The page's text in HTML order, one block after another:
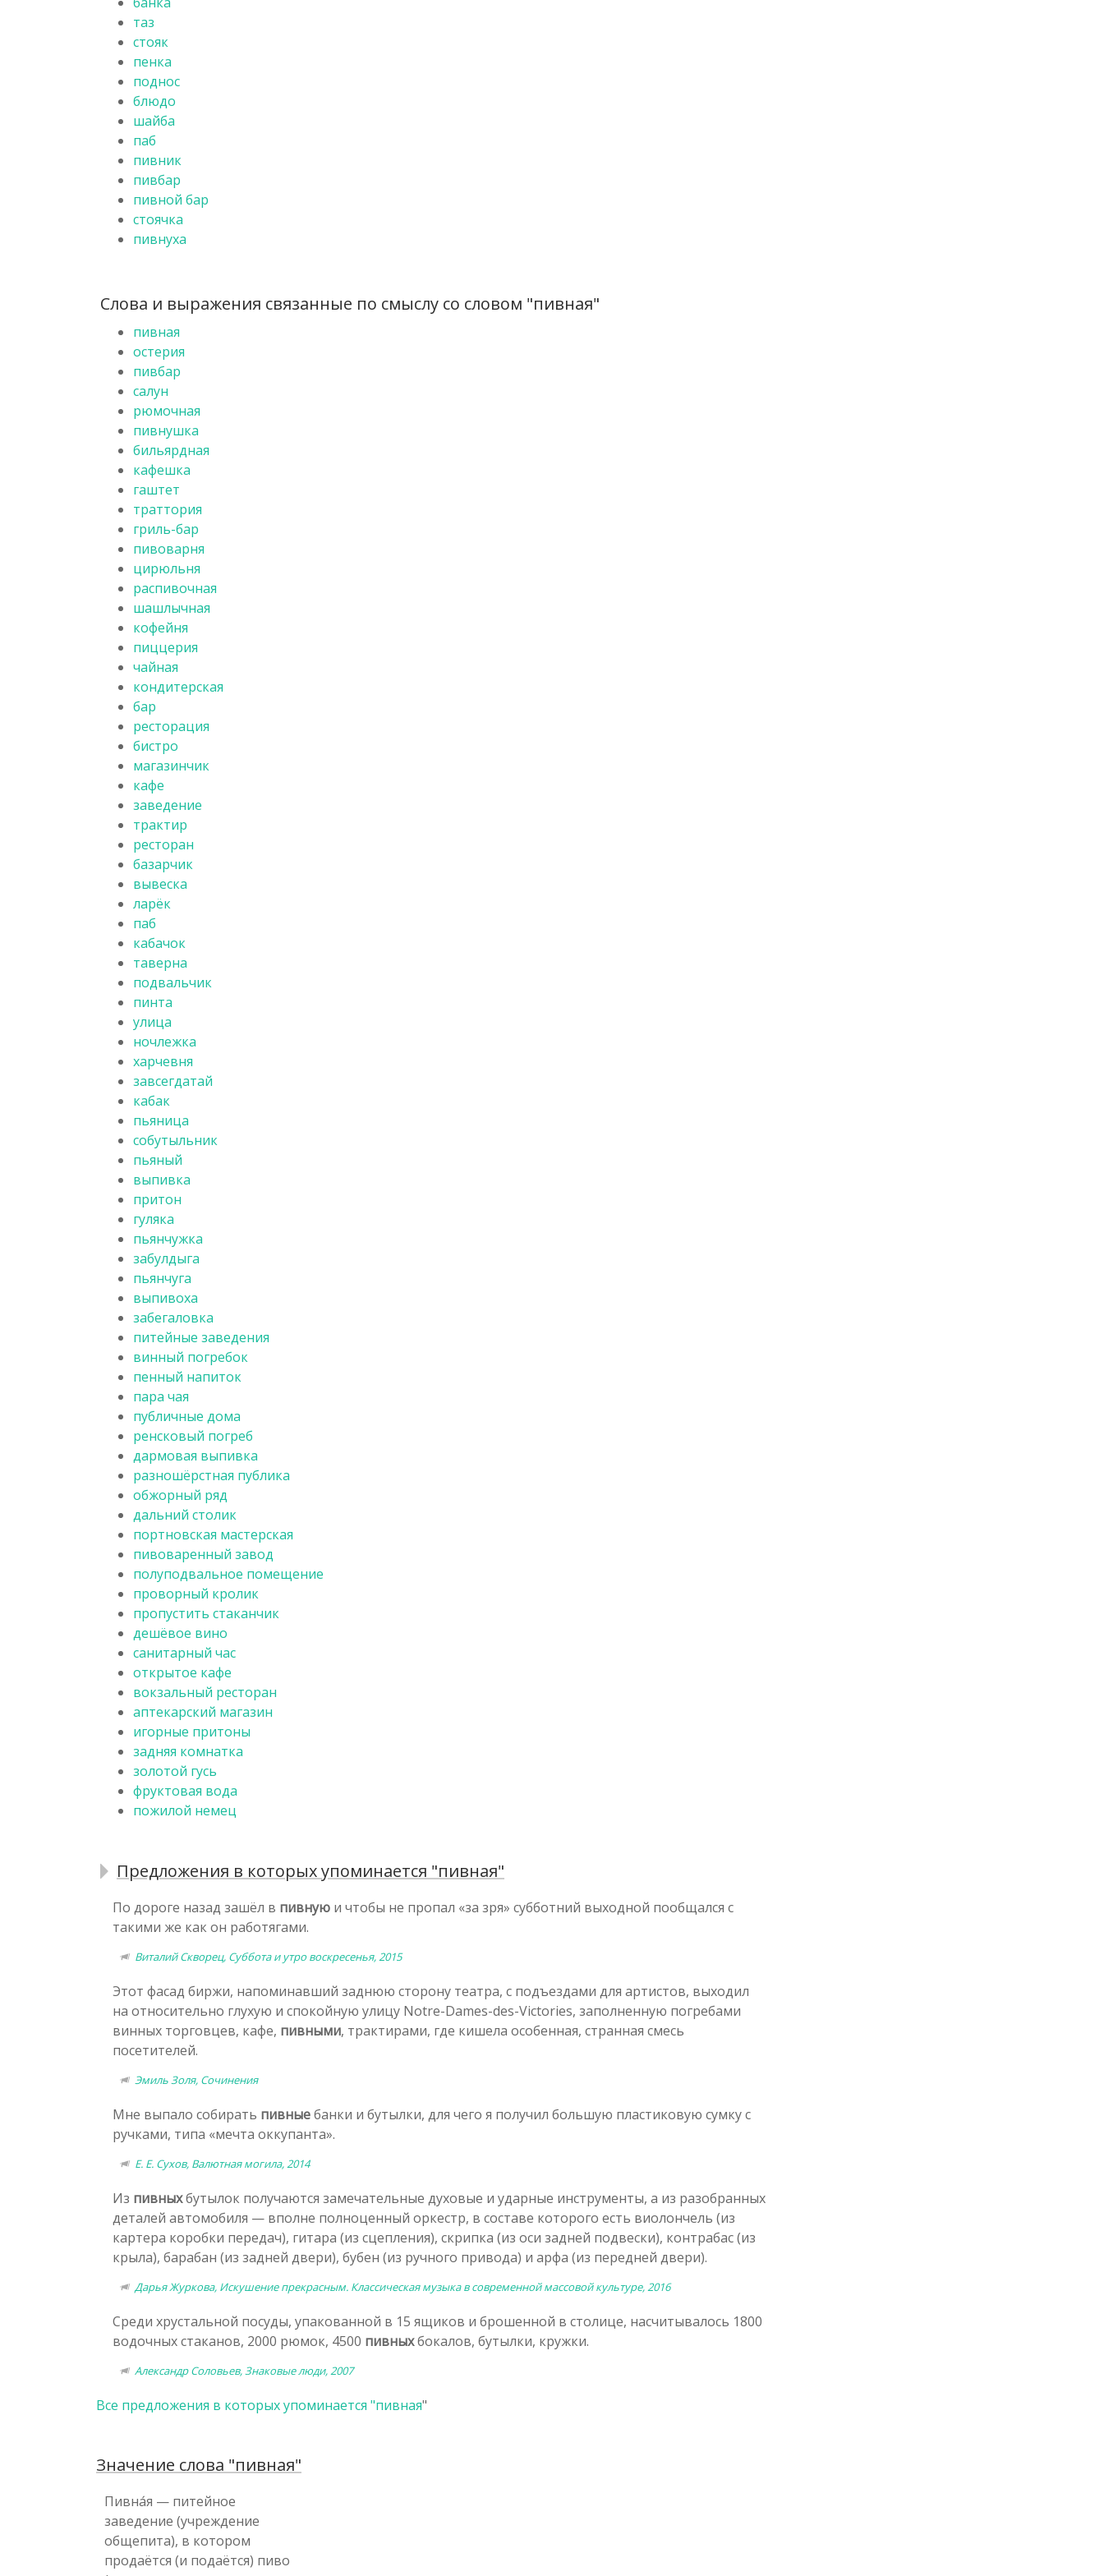
таз
стояк
пенка
поднос
блюдо
шайба
паб
пивник
пивбар
пивной бар
стоячка
пивнуха
Слова и выражения связанные по смыслу со словом "пивная"
пивная
остерия
пивбар
салун
рюмочная
пивнушка
бильярдная
кафешка
гаштет
траттория
гриль-бар
пивоварня
цирюльня
распивочная
шашлычная
кофейня
пиццерия
чайная
кондитерская
бар
ресторация
бистро
магазинчик
кафе
заведение
трактир
ресторан
базарчик
вывеска
ларёк
паб
кабачок
таверна
подвальчик
пинта
улица
ночлежка
харчевня
завсегдатай
кабак
пьяница
собутыльник
пьяный
выпивка
притон
гуляка
пьянчужка
забулдыга
пьянчуга
выпивоха
забегаловка
питейные заведения
винный погребок
пенный напиток
пара чая
публичные дома
ренсковый погреб
дармовая выпивка
разношёрстная публика
обжорный ряд
дальний столик
портновская мастерская
пивоваренный завод
полуподвальное помещение
проворный кролик
пропустить стаканчик
дешёвое вино
санитарный час
открытое кафе
вокзальный ресторан
аптекарский магазин
игорные притоны
задняя комнатка
золотой гусь
фруктовая вода
пожилой немец
Предложения в которых упоминается "пивная"
По дороге назад зашёл в пивную и чтобы не пропал «за зря» субботний выходной пообщался с
такими же как он работягами.
Виталий Скворец, Суббота и утро воскресенья, 2015
Этот фасад биржи, напоминавший заднюю сторону театра, с подъездами для артистов, выходил
на относительно глухую и спокойную улицу Notre-Dames-des-Victories, заполненную погребами
винных торговцев, кафе, пивными, трактирами, где кишела особенная, странная смесь
посетителей.
Эмиль Золя, Сочинения
Мне выпало собирать пивныебанки и бутылки, для чего я получил большую пластиковую сумку с
ручками, типа «мечта оккупанта».
Е. Е. Сухов, Валютная могила, 2014
Из пивныхбутылок получаются замечательные духовые и ударные инструменты, а из разобранных
деталей автомобиля — вполне полноценный оркестр, в составе которого есть виолончель (из
картера коробки передач), гитара (из сцепления), скрипка (из оси задней подвески), контрабас (из
крыла), барабан (из задней двери), бубен (из ручного привода) и арфа (из передней двери).
Дарья Журкова, Искушение прекрасным. Классическая музыка в современной массовой культуре, 2016
Среди хрустальной посуды, упакованной в 15 ящиков и брошенной в столице, насчитывалось 1800
водочных стаканов, 2000 рюмок, 4500 пивныхбокалов, бутылки, кружки.
Александр Соловьев, Знаковые люди, 2007
Все предложения в которых упоминается "пивная"
Значение слова "пивная"
Пивна́я — питейное
заведение (учреждение
общепита), в котором
продаётся (и подаётся) пиво